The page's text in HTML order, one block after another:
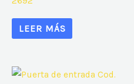
LEER MÁS